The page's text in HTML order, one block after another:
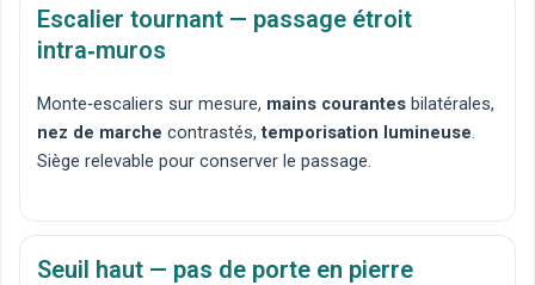
Escalier tournant — passage étroit
intra‑muros
Monte‑escaliers sur mesure, mains courantes bilatérales,
nez de marche contrastés,temporisation lumineuse.
Siège relevable pour conserver le passage.
Seuil haut — pas de porte en pierre